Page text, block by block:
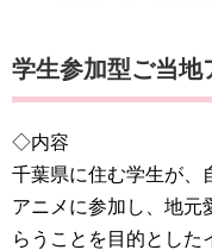
学生参加型ご当地
◇内容
千葉県に住む学生が、
アニメに参加し、地元
らうことを目的とした